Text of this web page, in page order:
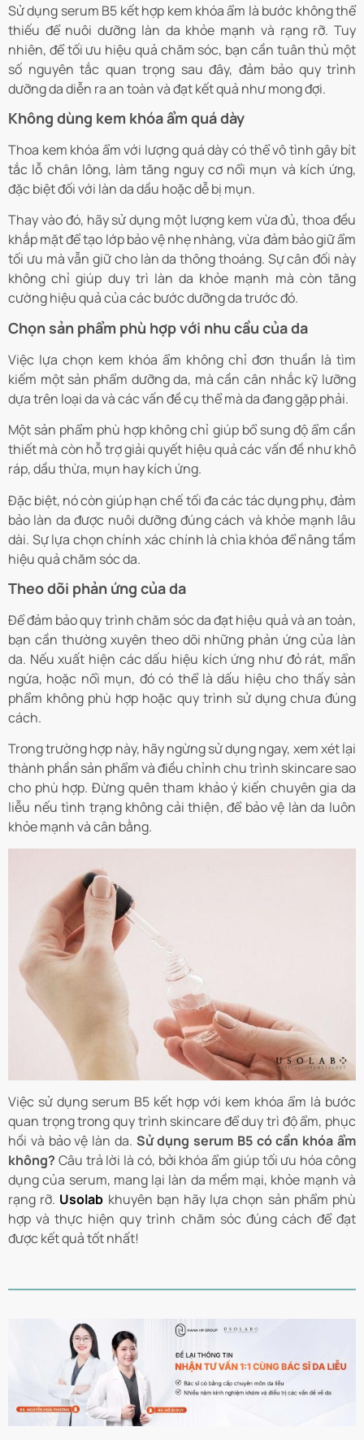
Sử dụng serum B5 kết hợp kem khóa ẩm là bước không thể
thiếu để nuôi dưỡng làn da khỏe mạnh và rạng rỡ. Tuy
nhiên, để tối ưu hiệu quả chăm sóc, bạn cần tuân thủ một
số nguyên tắc quan trọng sau đây, đảm bảo quy trình
dưỡng da diễn ra an toàn và đạt kết quả như mong đợi.
Không dùng kem khóa ẩm quá dày
Thoa kem khóa ẩm với lượng quá dày có thể vô tình gây bít
tắc lỗ chân lông, làm tăng nguy cơ nổi mụn và kích ứng,
đặc biệt đối với làn da dầu hoặc dễ bị mụn.
Thay vào đó, hãy sử dụng một lượng kem vừa đủ, thoa đều
khắp mặt để tạo lớp bảo vệ nhẹ nhàng, vừa đảm bảo giữ ẩm
tối ưu mà vẫn giữ cho làn da thông thoáng. Sự cân đối này
không chỉ giúp duy trì làn da khỏe mạnh mà còn tăng
cường hiệu quả của các bước dưỡng da trước đó.
Chọn sản phẩm phù hợp với nhu cầu của da
Việc lựa chọn kem khóa ẩm không chỉ đơn thuần là tìm
kiếm một sản phẩm dưỡng da, mà cần cân nhắc kỹ lưỡng
dựa trên loại da và các vấn đề cụ thể mà da đang gặp phải.
Một sản phẩm phù hợp không chỉ giúp bổ sung độ ẩm cần
thiết mà còn hỗ trợ giải quyết hiệu quả các vấn đề như khô
ráp, dầu thừa, mụn hay kích ứng.
Đặc biệt, nó còn giúp hạn chế tối đa các tác dụng phụ, đảm
bảo làn da được nuôi dưỡng đúng cách và khỏe mạnh lâu
dài. Sự lựa chọn chính xác chính là chìa khóa để nâng tầm
hiệu quả chăm sóc da.
Theo dõi phản ứng của da
Để đảm bảo quy trình chăm sóc da đạt hiệu quả và an toàn,
bạn cần thường xuyên theo dõi những phản ứng của làn
da. Nếu xuất hiện các dấu hiệu kích ứng như đỏ rát, mẩn
ngứa, hoặc nổi mụn, đó có thể là dấu hiệu cho thấy sản
phẩm không phù hợp hoặc quy trình sử dụng chưa đúng
cách.
Trong trường hợp này, hãy ngừng sử dụng ngay, xem xét lại
thành phần sản phẩm và điều chỉnh chu trình skincare sao
cho phù hợp. Đừng quên tham khảo ý kiến chuyên gia da
liễu nếu tình trạng không cải thiện, để bảo vệ làn da luôn
khỏe mạnh và cân bằng.
Việc sử dụng serum B5 kết hợp với kem khóa ẩm là bước
quan trọng trong quy trình skincare để duy trì độ ẩm, phục
hồi và bảo vệ làn da. Sử dụng serum B5 có cần khóa ẩm
không? Câu trả lời là có, bởi khóa ẩm giúp tối ưu hóa công
dụng của serum, mang lại làn da mềm mại, khỏe mạnh và
rạng rỡ. Usolab khuyên bạn hãy lựa chọn sản phẩm phù
hợp và thực hiện quy trình chăm sóc đúng cách để đạt
được kết quả tốt nhất!